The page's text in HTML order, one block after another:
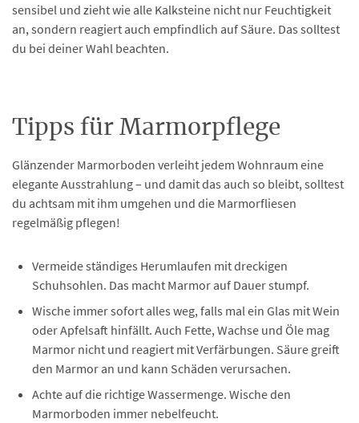
sensibel und zieht wie alle Kalksteine nicht nur Feuchtigkeit
an, sondern reagiert auch empfindlich auf Säure. Das solltest
du bei deiner Wahl beachten.
Tipps für Marmorpflege
Glänzender Marmorboden verleiht jedem Wohnraum eine
elegante Ausstrahlung – und damit das auch so bleibt, solltest
du achtsam mit ihm umgehen und die Marmorfliesen
regelmäßig pflegen!
Vermeide ständiges Herumlaufen mit dreckigen
Schuhsohlen. Das macht Marmor auf Dauer stumpf.
Wische immer sofort alles weg, falls mal ein Glas mit Wein
oder Apfelsaft hinfällt. Auch Fette, Wachse und Öle mag
Marmor nicht und reagiert mit Verfärbungen. Säure greift
den Marmor an und kann Schäden verursachen.
Achte auf die richtige Wassermenge. Wische den
Marmorboden immer nebelfeucht.